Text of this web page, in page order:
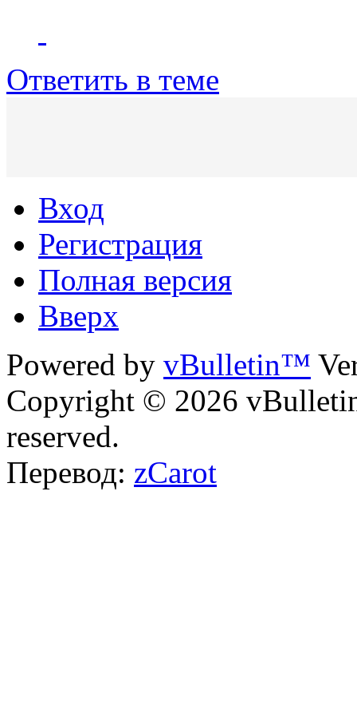
Ответить в теме
Вход
Регистрация
Полная версия
Вверх
Powered by vBulletin™
Copyright © 2026
reserved.
Перевод: zCarot